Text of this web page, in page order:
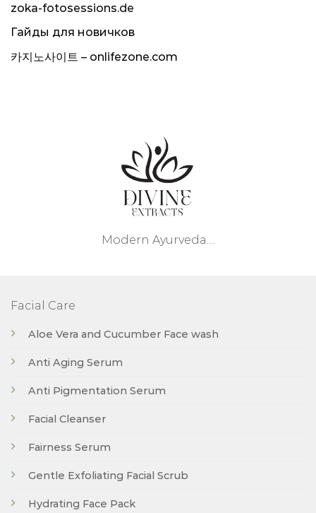
zoka-fotosessions.de
Гайды для новичков
카지노사이트 – onlifezone.com
Modern Ayurveda....
Facial Care
Aloe Vera and Cucumber Face wash
Anti Aging Serum
Anti Pigmentation Serum
Facial Cleanser
Fairness Serum
Gentle Exfoliating Facial Scrub
Hydrating Face Pack